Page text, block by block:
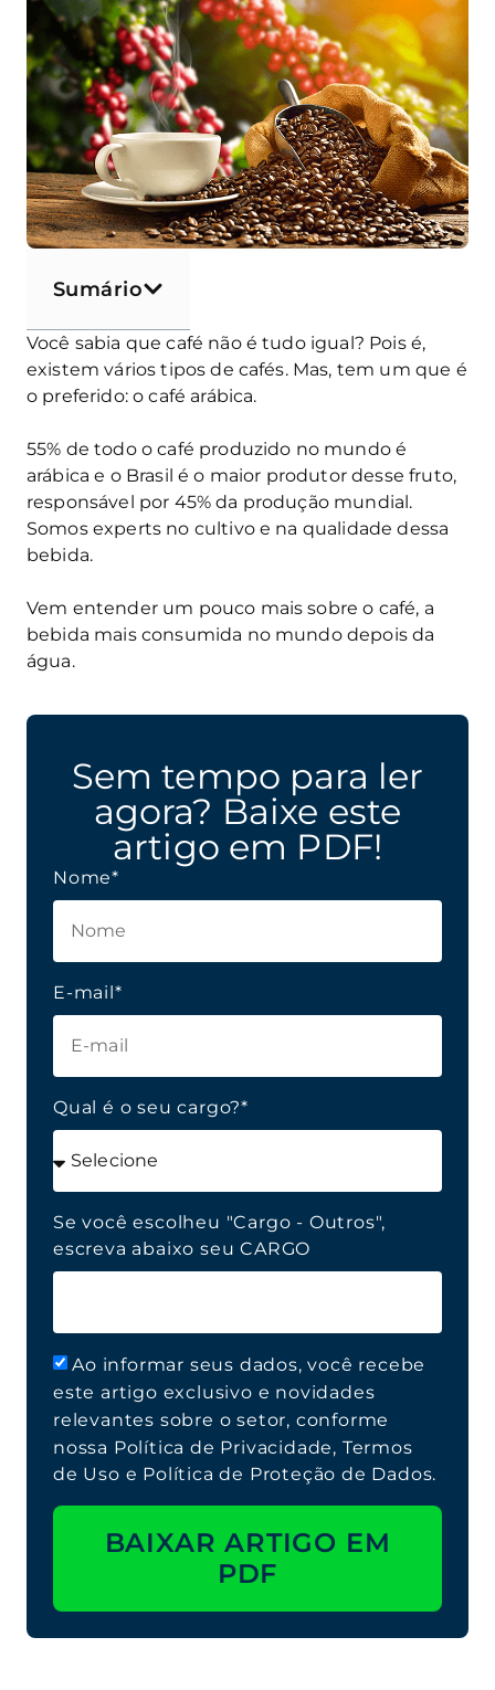
Sumário
Você sabia que café não é tudo igual? Pois é,
existem vários tipos de cafés. Mas, tem um que é
o preferido: o café arábica.
55% de todo o café produzido no mundo é
arábica e o Brasil é o maior produtor desse fruto,
responsável por 45% da produção mundial.
Somos experts no cultivo e na qualidade dessa
bebida.
Vem entender um pouco mais sobre o café, a
bebida mais consumida no mundo depois da
água.
Sem tempo para ler
agora? Baixe este
artigo em PDF!
Nome*
E-mail*
Qual é o seu cargo?*
Se você escolheu "Cargo - Outros",
escreva abaixo seu CARGO
Ao informar seus dados, você recebe
este artigo exclusivo e novidades
relevantes sobre o setor, conforme
nossa Política de Privacidade, Termos
de Uso e Política de Proteção de Dados.
BAIXAR ARTIGO EM
PDF